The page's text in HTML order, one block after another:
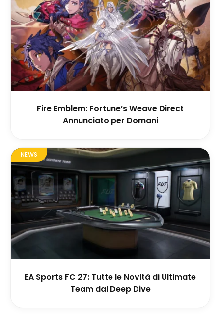
Fire Emblem: Fortune’s Weave Direct
Annunciato per Domani
NEWS
EA Sports FC 27: Tutte le Novità di Ultimate
Team dal Deep Dive